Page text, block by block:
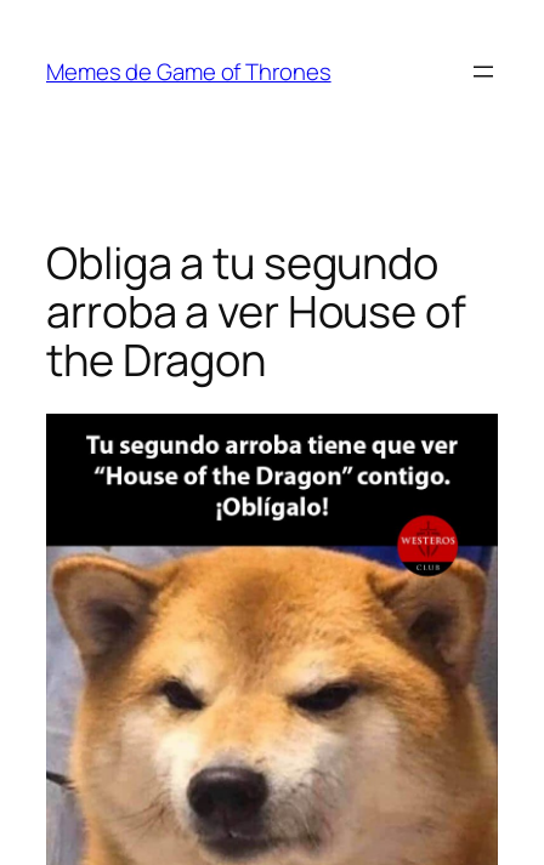
contenido
Memes de Game of Thrones
Obliga a tu segundo
arroba a ver House of
the Dragon